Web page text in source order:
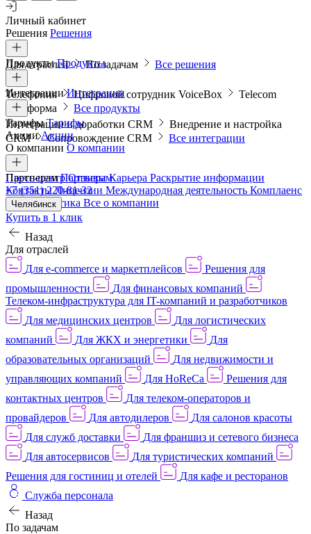
Личный кабинет
Решения Решения
Для отраслей По задачам Все решения
ПродуктыПродукты
Телефония Цифровой сотрудник VoiceBox
Telecom
платформа
Все продукты
ИнтеграцииИнтеграции
Интеграции и доработки CRM
Внедрение и настройка
CRM
Сопровождение CRM Все интеграции
ТарифыТарифы
АкцииАкции
О компании О компании
Пресс-центрОтзывыКарьера Раскрытие информации
КонтактыЛицензии Международная деятельность Комплаенс
и деловая этика Все о компании
ПартнерамПартнерам
+7 (351) 220-81-32
Челябинск
Купить в 1 клик
Назад
Для отраслей
Для e-commerce и маркетплейсов
Решения для
промышленности
Для финансовых компаний
Телеком-инфраструктура для IT-компаний и разработчиков
Для медицинских центров
Для логистических
компаний
Для ЖКХ и энергетики
Для
образовательных организаций
Для недвижимости и
управляющих компаний
Для HoReCa
Решения для
контактных центров
Для телеком-операторов и
провайдеров
Для автодилеров
Для салонов красоты
Для служб доставки
Для франшиз и сетевого бизнеса
Для автосервисов
Для туристических компаний
Решения для гостиниц и отелей
Для кафе и ресторанов
Служба персонала
Назад
По задачам